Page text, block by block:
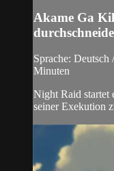
Akame Ga
Sprache:
Minuten
Night Raid startet
seiner Exekution